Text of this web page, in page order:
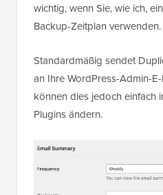
wichtig, wenn Sie, wie ich,
Backup-Zeitplan verwenden.
Standardmäßig sendet
an Ihre WordPress-Admin-
können dies jedoch einfach
Plugins ändern.